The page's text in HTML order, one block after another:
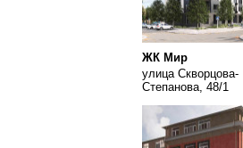
ЖК Мир
улица Скворцова-
Степанова, 48/1